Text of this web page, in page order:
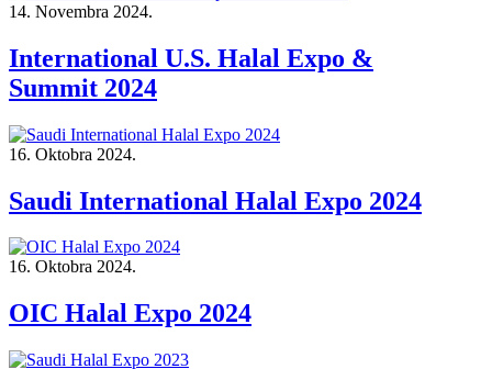
14. Novembra 2024.
International U.S. Halal Expo &
Summit 2024
16. Oktobra 2024.
Saudi International Halal Expo 2024
16. Oktobra 2024.
OIC Halal Expo 2024